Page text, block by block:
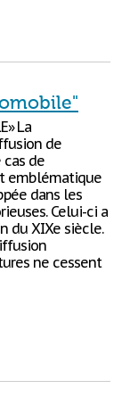
La
de
cas de
emblématique
dans les
Celui-ci a
du XIXe siècle.
ne cessent